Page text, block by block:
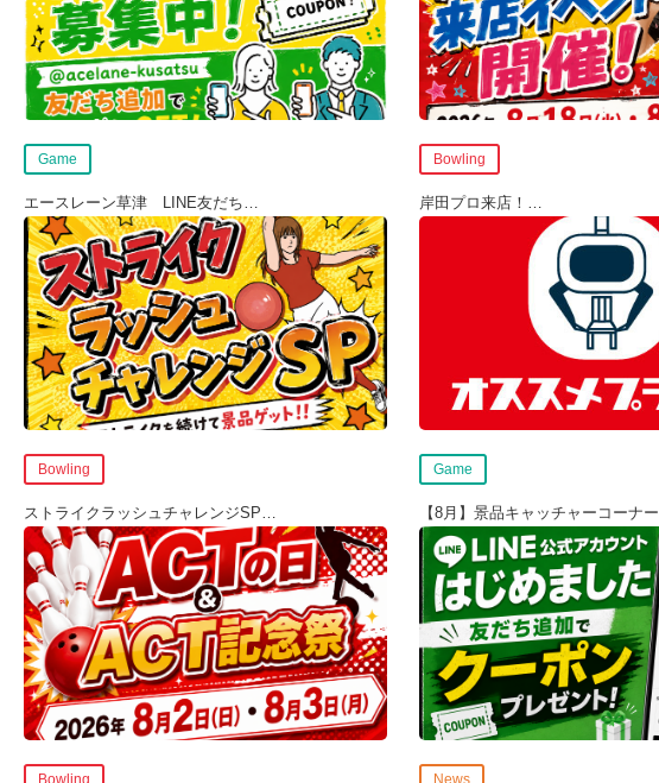
Game
エースレーン草津 LINE友だち…
Bowling
岸田プロ来店！ …
Bowling
ストライクラッシュチャレンジSP…
Game
【8月】景品キャッチャーコーナー